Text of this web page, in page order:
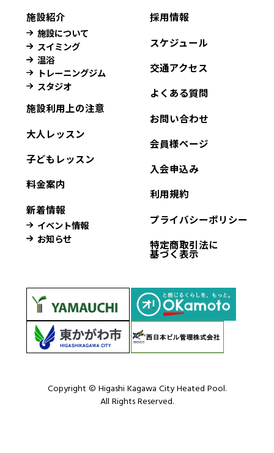
施設紹介
施設について
スイミング
温浴
トレーニングジム
スタジオ
施設利用上の注意
大人レッスン
子どもレッスン
料金案内
新着情報
イベント情報
お知らせ
採用情報
スケジュール
交通アクセス
よくある質問
お問い合わせ
会員様ページ
入会申込み
利用規約
プライバシーポリシー
特定商取引法に
基づく表示
Copyright © Higashi Kagawa City Heated Pool.
All Rights Reserved.